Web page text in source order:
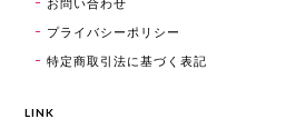
プライバシーポリシー
特定商取引法に基づく表記
LINK